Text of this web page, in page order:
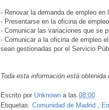
- Renovar la demanda de empleo
- Presentarse en la oficina de
- Comunicar las variaciones que se
- Comunicar a la oficina de empleo
sean gestionadas por el Servicio
Toda esta información está obtenida
Escrito por Unknown a las 08:00
Etiquetas: Comunidad de Madrid ,